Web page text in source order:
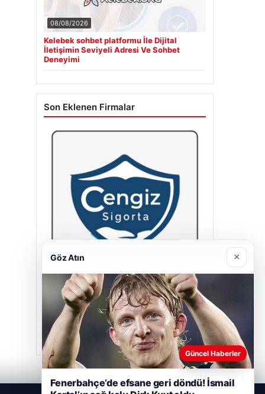
08/08/2026
Kelebek sohbet platformu İle Dijital
İletişimin Seviyeli Adresi Ve Sohbet
Deneyimi
Son Eklenen Firmalar
Hastaş Beton
26/05/2026
Göz Atın ×
Güncel Haberler
Fenerbahçe’de efsane geri döndü! İsmail